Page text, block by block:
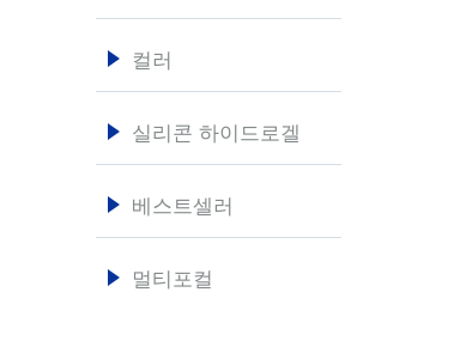
컬러
실리콘 하이드로겔
베스트셀러
멀티포컬